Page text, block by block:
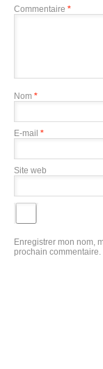
Commentaire *
Nom *
E-mail *
Site web
Enregistrer mon nom,
prochain commentaire.